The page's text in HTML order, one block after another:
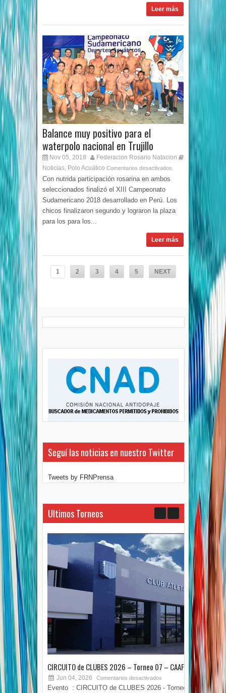
Leer más
Balance muy positivo para el
waterpolo nacional en Trujillo
Nov 05, 2018
Federacion Rosario Natacion
Noticias Polo Acuático Comentarios desactivados
Con nutrida participación rosarina en ambos
seleccionados finalizó el XIII Campeonato
Sudamericano 2018 desarrollado en Perú. Los
chicos finalizaron segundo y lograron la plaza
para los para los...
Leer más
1 2 3 4 5 NEXT
Seguí las noticias en nuestro Twitter
Tweets by FRNPrensa
Ultimos Torneos
CIRCUITO de CLUBES 2026 – Torneo 07 – CAAF
Jun 04, 2026 Comentarios desactivados
Evento : CIRCUITO de CLUBES 2026 - Torneo 07